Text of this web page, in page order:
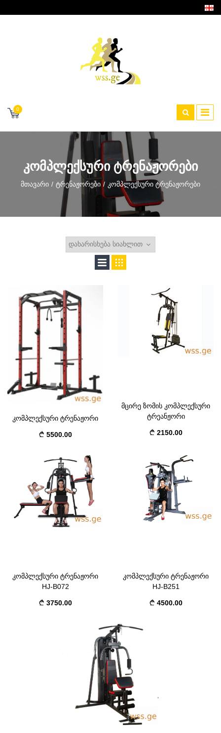
0
ᲙᲝᲛᲞᲚᲔᲥᲡᲣᲠᲘ ᲢᲠᲔᲜᲐᲟᲝᲠᲔᲑᲘ
Მთავარი Ტრენაჟორები Კომპლექსური Ტრენაჟორები
კომპლექსური ტრენაჟორი
5500.00
მცირე ზომის კომპლექსური
ტრეანჟორი
2150.00
კომპლექსური ტრენაჟორი
HJ-B072
3750.00
კომპლექსური ტრენაჟორი
HJ-B251
4500.00